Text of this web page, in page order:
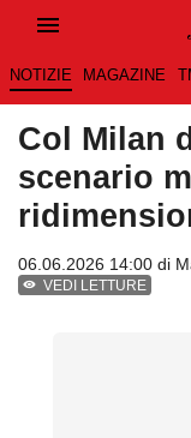
NOTIZIE MAGAZINE
Col Milan
scenario
06.06.2026 14:00 di
VEDI LETTURE